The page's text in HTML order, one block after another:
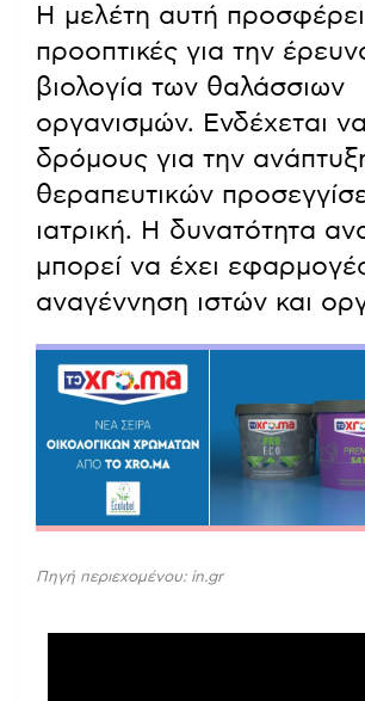
Η μελέτη αυτή
προοπτικές για την
βιολογία των θαλάσσιων
οργανισμών. Ενδέχεται να
δρόμους για την
θεραπευτικών
ιατρική. Η δυνατότητα
μπορεί να έχει
αναγέννηση ιστών και
Πηγή περιεχομένου: in.gr